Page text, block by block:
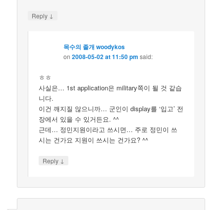
Reply ↓
목수의 졸개 woodykos
on2008-05-02 at 11:50 pm said:
ㅎㅎ
사실은… 1st application은 military쪽이 될 것 같습
니다.
이건 깨지질 않으니까… 군인이 display를 ‘입고’ 전
장에서 있을 수 있거든요. ^^
근데… 정민지원이라고 쓰시면… 주로 정민이 쓰
시는 건가요 지원이 쓰시는 건가요? ^^
Reply ↓